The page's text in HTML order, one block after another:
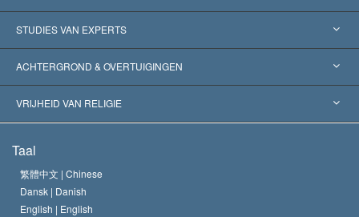
Verenigde Staten
Wereldwijde Erkenningen
Historische Beslissingen
STUDIES VAN EXPERTS
Expertises per Categorie
’s Werelds Meest Vooraanstaande Experts
ACHTERGROND & OVERTUIGINGEN
L. Ron Hubbard
Het Credo van de Scientology Kerk
De Code van een Scientoloog
VRIJHEID VAN RELIGIE
Internationale Mensenrechten Standaards
Verklaring over Religie
Taal
繁體中文 | Chinese
Dansk | Danish
English | English